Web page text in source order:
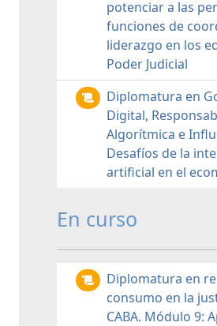
potenciar a las
funciones de
liderazgo en los
Poder Judicial
Diplomatura en
Digital,
Algorítmica e
Desafíos de la
artificial en el
En curso
Diplomatura en
consumo en la
CABA. Módulo 9: